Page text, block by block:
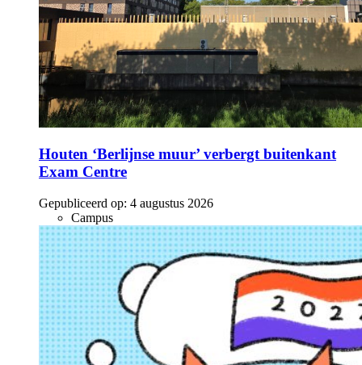
Houten ‘Berlijnse muur’ verbergt buitenkant
Exam Centre
Gepubliceerd op: 4 augustus 2026
Campus